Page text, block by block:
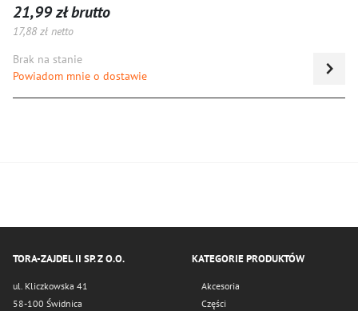
21,99 zł brutto
17,88 zł netto
Brak na stanie
Powiadom mnie o dostawie
TORA-ZAJDEL II SP. Z O.O.
ul. Kliczkowska 41
58-100 Świdnica
KATEGORIE PRODUKTÓW
Akcesoria
Części